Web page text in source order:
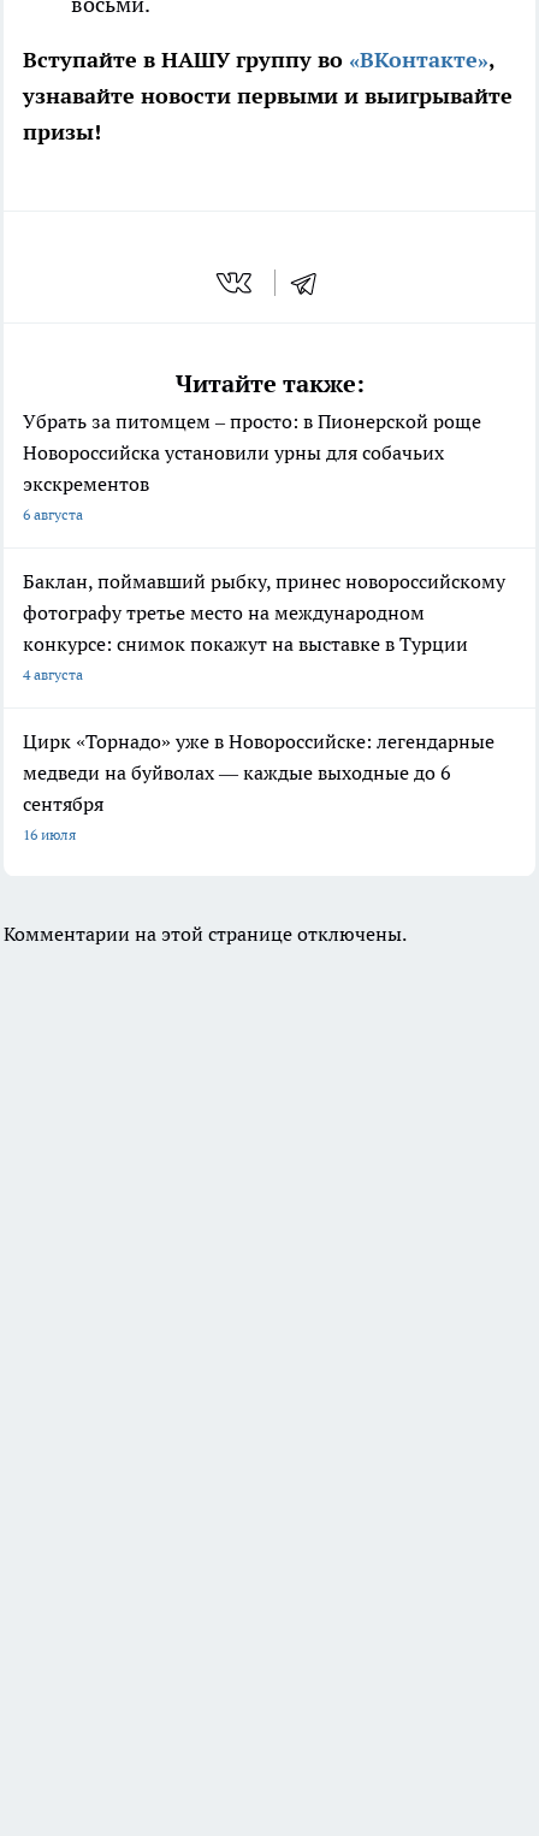
Вступайте в НАШУ группу во «ВКонтакте»,
узнавайте новости первыми и выигрывайте
призы!
Читайте также:
Убрать за питомцем – просто: в Пионерской роще
Новороссийска установили урны для собачьих
экскрементов
6 августа
Баклан, поймавший рыбку, принес новороссийскому
фотографу третье место на международном
конкурсе: снимок покажут на выставке в Турции
4 августа
Цирк «Торнадо» уже в Новороссийске: легендарные
медведи на буйволах — каждые выходные до 6
сентября
16 июля
Комментарии на этой странице отключены.